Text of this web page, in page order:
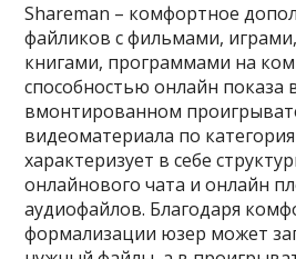
Shareman – комфортное
файликов с фильмами,
книгами, программами на
способностью онлайн показа
вмонтированном
видеоматериала по
характеризует в себе
онлайнового чата и онлайн
аудиофайлов. Благодаря
формализации юзер может